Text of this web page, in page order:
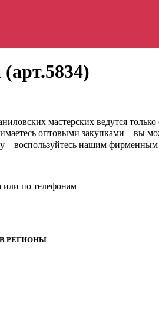
мастерских ведутся
оптовыми закупками – вы
– воспользуйтесь нашим
или по телефонам
РЕГИОНЫ